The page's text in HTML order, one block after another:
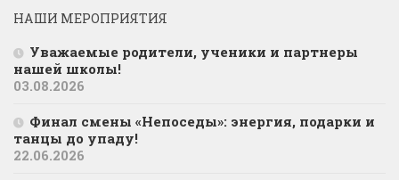
НАШИ МЕРОПРИЯТИЯ
Уважаемые родители, ученики и партнеры
нашей школы!
03.08.2026
Финал смены «Непоседы»: энергия, подарки и
танцы до упаду!
22.06.2026